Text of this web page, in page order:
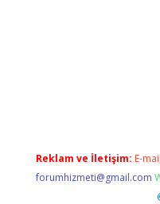
Reklam ve İletişim: E-
forumhizmeti@gmail.com